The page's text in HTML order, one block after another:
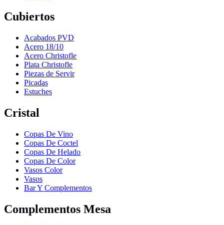
Cubiertos
Acabados PVD
Acero 18/10
Acero Christofle
Plata Christofle
Piezas de Servir
Picadas
Estuches
Cristal
Copas De Vino
Copas De Coctel
Copas De Helado
Copas De Color
Vasos Color
Vasos
Bar Y Complementos
Complementos Mesa